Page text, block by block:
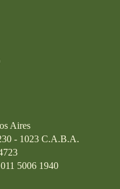
Aires
- 1023 C.A.B.A.
5006 1940